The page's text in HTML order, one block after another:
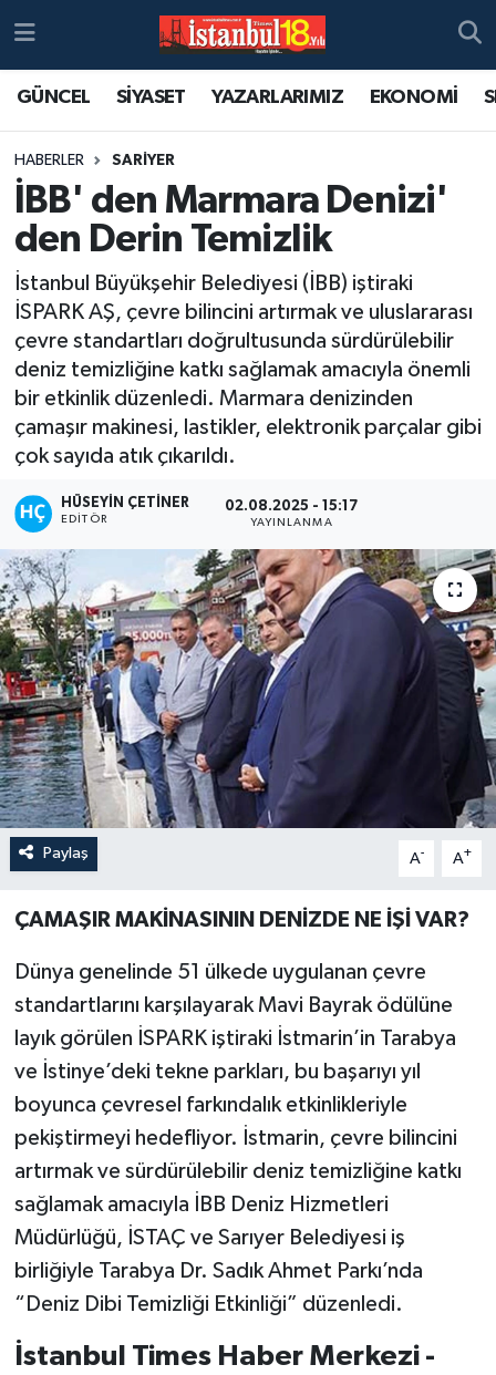
GÜNCEL SİYASET YAZARLARIMIZ EKONOMİ
HABERLER SARİYER
İBB' den Marmara Denizi'
den Derin Temizlik
İstanbul Büyükşehir Belediyesi (İBB) iştiraki
İSPARK AŞ, çevre bilincini artırmak ve uluslararası
çevre standartları doğrultusunda sürdürülebilir
deniz temizliğine katkı sağlamak amacıyla önemli
bir etkinlik düzenledi. Marmara denizinden
çamaşır makinesi, lastikler, elektronik parçalar gibi
çok sayıda atık çıkarıldı.
HÜSEYIN ÇETINER
EDITÖR
02.08.2025 - 15:17
YAYINLANMA
Paylaş A- A+
ÇAMAŞIR MAKİNASININ DENİZDE NE İŞİ VAR?
Dünya genelinde 51 ülkede uygulanan çevre
standartlarını karşılayarak Mavi Bayrak ödülüne
layık görülen İSPARK iştiraki İstmarin’in Tarabya
ve İstinye’deki tekne parkları, bu başarıyı yıl
boyunca çevresel farkındalık etkinlikleriyle
pekiştirmeyi hedefliyor. İstmarin, çevre bilincini
artırmak ve sürdürülebilir deniz temizliğine katkı
sağlamak amacıyla İBB Deniz Hizmetleri
Müdürlüğü, İSTAÇ ve Sarıyer Belediyesi iş
birliğiyle Tarabya Dr. Sadık Ahmet Parkı’nda
“Deniz Dibi Temizliği Etkinliği” düzenledi.
İstanbul Times Haber Merkezi -